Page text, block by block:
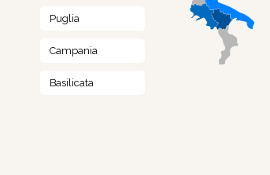
Puglia
Campania
Basilicata